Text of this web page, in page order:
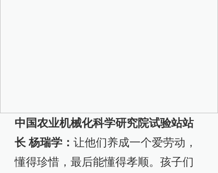
中国农业机械化科学研究院试验站站
长 杨瑞学： 让他们养成一个爱劳动，
懂得珍惜，最后能懂得孝顺。孩子们